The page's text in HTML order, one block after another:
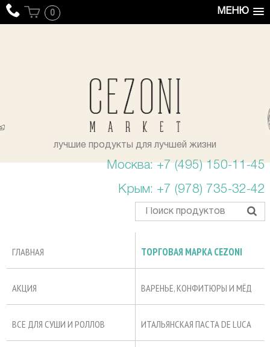
МЕНЮ
0
лучшие продукты для лучшей жизни
Москва: +7 (495) 150-11-45
Крым: +7 (978) 735-32-42
ГЛАВНАЯ ТОРГОВАЯ МАРКА CEZONI
АКЦИЯ ВАРЕНЬЕ, КОНФИТЮРЫ И МЁД
ВСЕ ДЛЯ СУШИ И РОЛЛОВ ИТАЛЬЯНСКАЯ ПАСТА DE LUCA